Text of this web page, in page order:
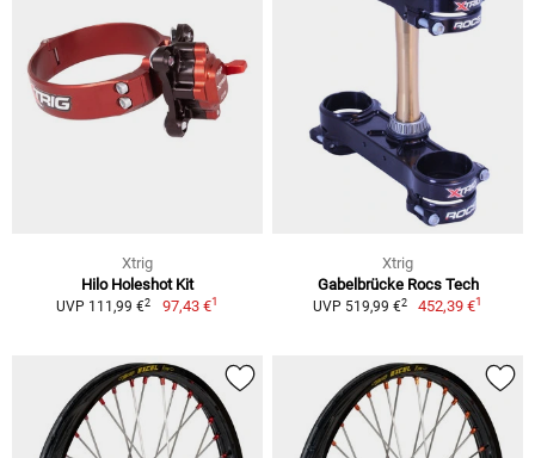
Xtrig
Hilo Holeshot Kit
UVP 111,99 €2 97,43 €1
Xtrig
Gabelbrücke Rocs Tech
UVP 519,99 €2 452,39 €1